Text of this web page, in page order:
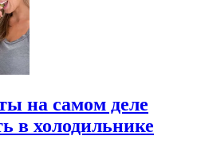
на самом деле
в холодильнике